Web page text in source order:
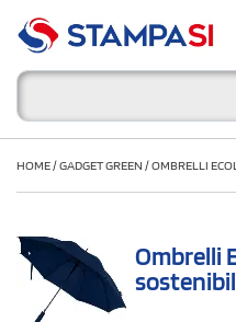
HOME/GADGET GREEN /OMBRELLI
Ombrelli